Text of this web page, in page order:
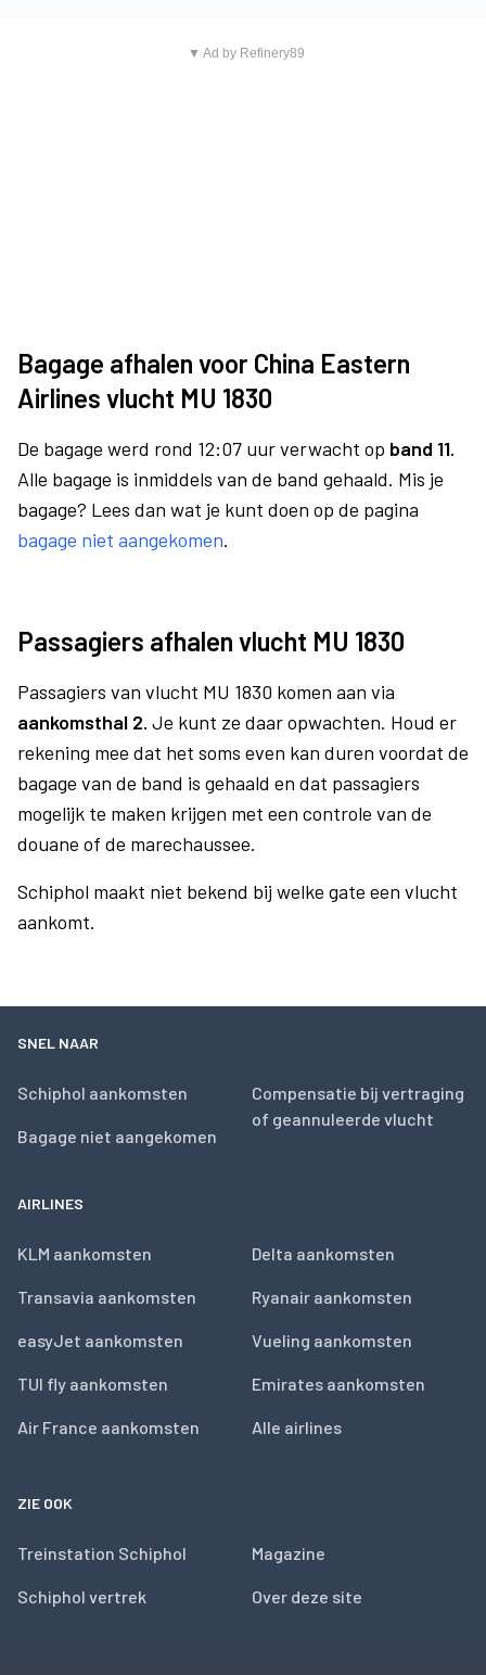
▼ Ad by Refinery89
Bagage afhalen voor China Eastern
Airlines vlucht MU 1830
De bagage werd rond 12:07 uur verwacht op band 11.
Alle bagage is inmiddels van de band gehaald. Mis je
bagage? Lees dan wat je kunt doen op de pagina
bagage niet aangekomen.
Passagiers afhalen vlucht MU 1830
Passagiers van vlucht MU 1830 komen aan via
aankomsthal 2. Je kunt ze daar opwachten. Houd er
rekening mee dat het soms even kan duren voordat de
bagage van de band is gehaald en dat passagiers
mogelijk te maken krijgen met een controle van de
douane of de marechaussee.
Schiphol maakt niet bekend bij welke gate een vlucht
aankomt.
SNEL NAAR
Schiphol aankomsten
Bagage niet aangekomen
Compensatie bij vertraging
of geannuleerde vlucht
AIRLINES
KLM aankomsten
Transavia aankomsten
easyJet aankomsten
TUI fly aankomsten
Air France aankomsten
Delta aankomsten
Ryanair aankomsten
Vueling aankomsten
Emirates aankomsten
Alle airlines
ZIE OOK
Treinstation Schiphol
Schiphol vertrek
Magazine
Over deze site